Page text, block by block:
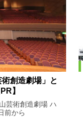
創造劇場」と
】
芸術創造劇場 ハ
前から